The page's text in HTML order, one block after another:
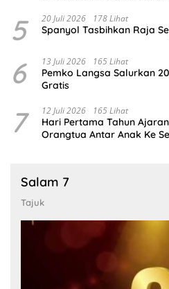
5 20 Juli 2026 178 Lihat
Spanyol Tasbihkan Raja
6 13 Juli 2026 165 Lihat
Pemko Langsa Salurkan
Gratis
7 12 Juli 2026 165 Lihat
Hari Pertama Tahun
Orangtua Antar Anak Ke
Salam 7
Tajuk